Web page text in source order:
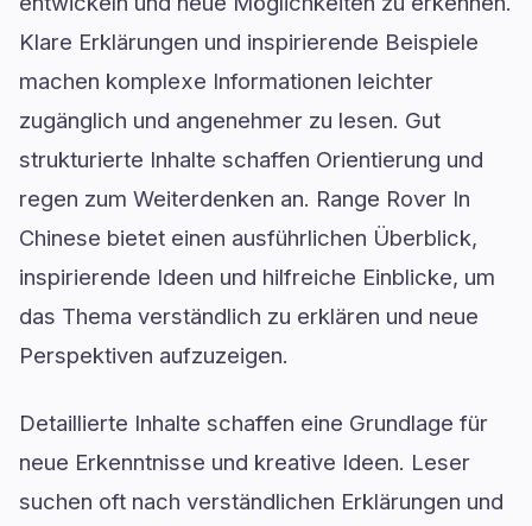
Klare Erklärungen und inspirierende Beispiele
machen komplexe Informationen leichter
zugänglich und angenehmer zu lesen. Gut
strukturierte Inhalte schaffen Orientierung und
regen zum Weiterdenken an. Range Rover In
Chinese bietet einen ausführlichen Überblick,
inspirierende Ideen und hilfreiche Einblicke, um
das Thema verständlich zu erklären und neue
Perspektiven aufzuzeigen.
Detaillierte Inhalte schaffen eine Grundlage für
neue Erkenntnisse und kreative Ideen. Leser
suchen oft nach verständlichen Erklärungen und